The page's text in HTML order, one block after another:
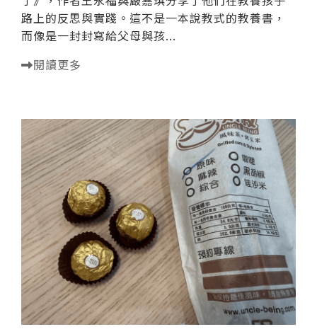
路上的反思與實踐。這不是一本說教式的教養書，
而像是一封封寫給父母與孩...
閱讀更多